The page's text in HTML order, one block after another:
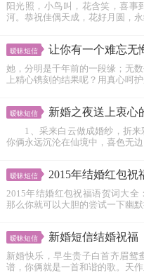
阳光照，小鸟叫，花含笑，喜事
河。恭祝佳偶天成，花好月圆，
暧昧短信 让你有一个难忘无
她，分明是千年前的一段缘；无
上精心镌刻的结果呢？用真心呵
暧昧短信 新婚之夜送上衷心
1、采来白云做成婚纱，折来
你俩永远沉沦在仙境中，喜色
暧昧短信 2015年结婚红包
2015年结婚红包祝福语贺词大全
那么你就可以大胆的尝试一下幽
暧昧短信 新婚短信结婚祝福
新婚快乐，早生贵子白首齐眉鸳
谱，你俩就是一首和谐的歌。天